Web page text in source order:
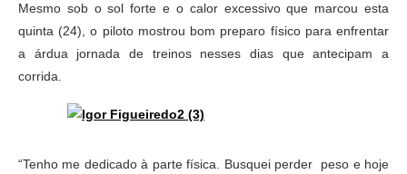
Mesmo sob o sol forte e o calor excessivo que marcou esta
quinta (24), o piloto mostrou bom preparo físico para enfrentar
a árdua jornada de treinos nesses dias que antecipam a
corrida.
“Tenho me dedicado à parte física. Busquei perder peso e hoje